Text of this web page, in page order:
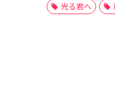
光る君へ